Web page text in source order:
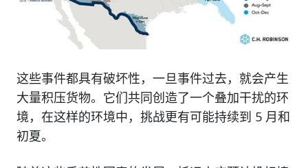
这些事件都具有破坏性，一旦事件过去，就会产生
大量积压货物。它们共同创造了一个叠加干扰的环
境，在这样的环境中，挑战更有可能持续到 5 月和
初夏。